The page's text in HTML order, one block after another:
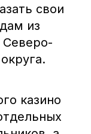
свои
из
Северо-
казино